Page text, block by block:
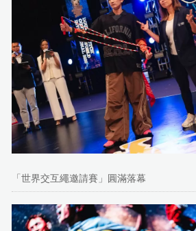
「世界交互繩邀請賽」圓滿落幕